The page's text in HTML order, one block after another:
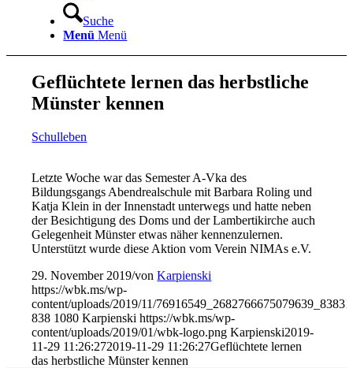
Suche
Menü Menü
Geflüchtete lernen das herbstliche
Münster kennen
Schulleben
Letzte Woche war das Semester A-Vka des
Bildungsgangs Abendrealschule mit Barbara Roling und
Katja Klein in der Innenstadt unterwegs und hatte neben
der Besichtigung des Doms und der Lambertikirche auch
Gelegenheit Münster etwas näher kennenzulernen.
Unterstützt wurde diese Aktion vom Verein NIMAs e.V.
29. November 2019/vonKarpienski
https://wbk.ms/wp-
content/uploads/2019/11/
838 1080 Karpienski https://wbk.ms/wp-
content/uploads/2019/01/wbk-logo.png Karpienski2019-
11-29 11:26:272019-11-29 11:26:27Geflüchtete lernen
das herbstliche Münster kennen